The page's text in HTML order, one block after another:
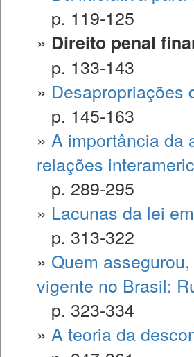
p. 119-125
» Direito penal
p. 133-143
» Desapropriações
p. 145-163
» A importância da
relações
p. 289-295
» Lacunas da lei
p. 313-322
» Quem
vigente no Brasil:
p. 323-334
» A teoria da